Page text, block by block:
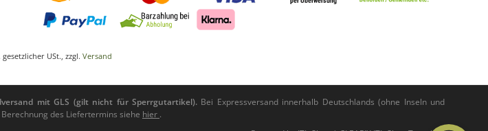
USt., zzgl. Versand
mit GLS (gilt nicht für Sperrgutartikel).Bei Expressversand innerhalb Deutschlands (ohne Inseln und
des Liefertermins siehe hier .